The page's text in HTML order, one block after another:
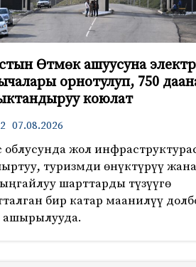
Өтмөк ашуусуна электр
орнотулуп, 750
коюлат
07.08.2026
облусунда жол
туризмди өнүктүрүү
шарттарды түзүүгө
бир катар маанилүү